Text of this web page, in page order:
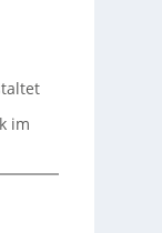
im